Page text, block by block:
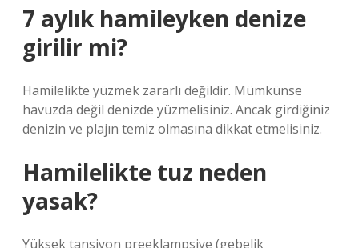
7 aylık hamileyken denize
girilir mi?
Hamilelikte yüzmek zararlı değildir. Mümkünse
havuzda değil denizde yüzmelisiniz. Ancak girdiğiniz
denizin ve plajın temiz olmasına dikkat etmelisiniz.
Hamilelikte tuz neden
yasak?
Yüksek tansiyon preeklampsiye (gebelik